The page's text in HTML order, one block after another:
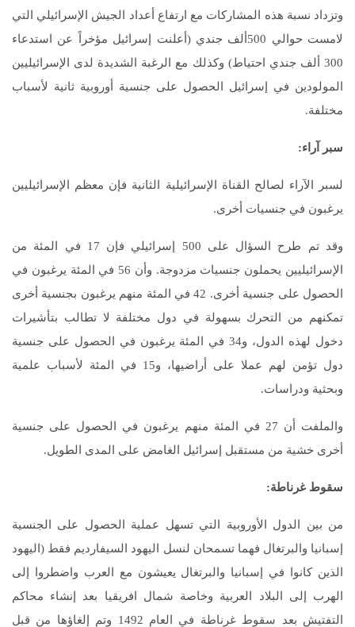
وتزداد نسبة هذه المشاركات مع ارتفاع أعداد الجيش الإسرائيلي التي
لامست حوالي 500ألف جندي (أعلنت إسرائيل مؤخراً عن استدعاء
300 ألف جندي احتياط) وكذلك مع الرغبة الشديدة لدى الإسرائيليين
المولودين في إسرائيل الحصول على جنسية أوروبية ثانية لأسباب
مختلفة.
سبر آراء:
لسبر الآراء لصالح القناة الإسرائيلية الثانية فإن معظم الإسرائيليين
يرغبون في جنسيات أخرى.
وقد تم طرح السؤال على 500 إسرائيلي فإن 17 في المئة من
الإسرائيليين يحملون جنسيات مزدوجة. وأن 56 في المئة يرغبون في
الحصول على جنسية أخرى. 42 في المئة منهم يرغبون بجنسية أخرى
تمكنهم من التحرك بسهولة في دول مختلفة لا تطالب بتأشيرات
دخول لهذه الدول، و34 في المئة يرغبون في الحصول على جنسية
دول تؤمن لهم عملا على أراضيها، و15 في المئة لأسباب علمية
وبحثية ودراسات.
والملفت أن 27 في المئة منهم يرغبون في الحصول على جنسية
أخرى خشية من مستقبل إسرائيل الغامض على المدى الطويل.
سقوط غرناطة:
من بين الدول الأوروبية التي تسهل عملية الحصول على الجنسية
إسبانيا والبرتغال فهما تسمحان لنسل اليهود السيفارديم فقط (اليهود
الذين كانوا في إسبانيا والبرتغال يعيشون مع العرب واضطروا إلى
الهرب إلى البلاد العربية وخاصة شمال افريقيا بعد إنشاء محاكم
التفتيش بعد سقوط غرناطة في العام 1492 وتم إلغاؤها من قبل